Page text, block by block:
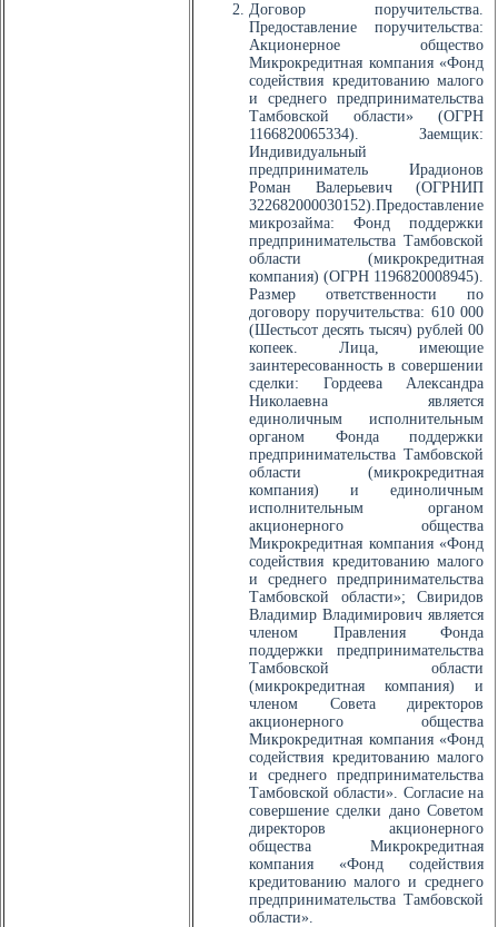
Договор поручительства.
Предоставление поручительства:
Акционерное общество
Микрокредитная компания «Фонд
содействия кредитованию малого
и среднего предпринимательства
Тамбовской области» (ОГРН
1166820065334). Заемщик:
Индивидуальный
предприниматель Ирадионов
Роман Валерьевич (ОГРНИП
322682000030152).Предоставление
микрозайма: Фонд поддержки
предпринимательства Тамбовской
области (микрокредитная
компания) (ОГРН 1196820008945).
Размер ответственности по
договору поручительства: 610 000
(Шестьсот десять тысяч) рублей 00
копеек. Лица, имеющие
заинтересованность в совершении
сделки: Гордеева Александра
Николаевна является
единоличным исполнительным
органом Фонда поддержки
предпринимательства Тамбовской
области (микрокредитная
компания) и единоличным
исполнительным органом
акционерного общества
Микрокредитная компания «Фонд
содействия кредитованию малого
и среднего предпринимательства
Тамбовской области»; Свиридов
Владимир Владимирович является
членом Правления Фонда
поддержки предпринимательства
Тамбовской области
(микрокредитная компания) и
членом Совета директоров
акционерного общества
Микрокредитная компания «Фонд
содействия кредитованию малого
и среднего предпринимательства
Тамбовской области». Согласие на
совершение сделки дано Советом
директоров акционерного
общества Микрокредитная
компания «Фонд содействия
кредитованию малого и среднего
предпринимательства Тамбовской
области».